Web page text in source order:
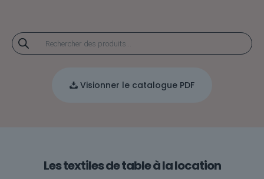
Recherche
de
produits
Visionner le catalogue PDF
Les textiles de table à la location